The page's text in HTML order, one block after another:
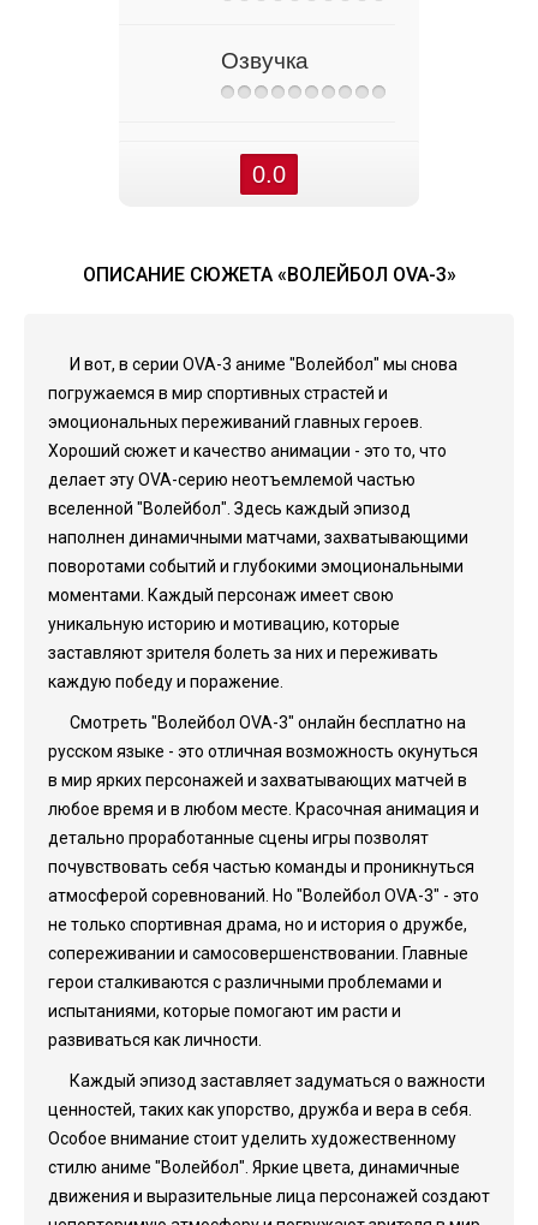
Озвучка
0.0
ОПИСАНИЕ СЮЖЕТА «ВОЛЕЙБОЛ OVA-3»
И вот, в серии OVA-3 аниме "Волейбол" мы снова
погружаемся в мир спортивных страстей и
эмоциональных переживаний главных героев.
Хороший сюжет и качество анимации - это то, что
делает эту OVA-серию неотъемлемой частью
вселенной "Волейбол". Здесь каждый эпизод
наполнен динамичными матчами, захватывающими
поворотами событий и глубокими эмоциональными
моментами. Каждый персонаж имеет свою
уникальную историю и мотивацию, которые
заставляют зрителя болеть за них и переживать
каждую победу и поражение.
Смотреть "Волейбол OVA-3" онлайн бесплатно на
русском языке - это отличная возможность окунуться
в мир ярких персонажей и захватывающих матчей в
любое время и в любом месте. Красочная анимация и
детально проработанные сцены игры позволят
почувствовать себя частью команды и проникнуться
атмосферой соревнований. Но "Волейбол OVA-3" - это
не только спортивная драма, но и история о дружбе,
сопереживании и самосовершенствовании. Главные
герои сталкиваются с различными проблемами и
испытаниями, которые помогают им расти и
развиваться как личности.
Каждый эпизод заставляет задуматься о важности
ценностей, таких как упорство, дружба и вера в себя.
Особое внимание стоит уделить художественному
стилю аниме "Волейбол". Яркие цвета, динамичные
движения и выразительные лица персонажей создают